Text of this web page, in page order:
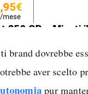
,95€
/mese
250 GB e Minuti
brand dovrebbe
aver scelto
pur